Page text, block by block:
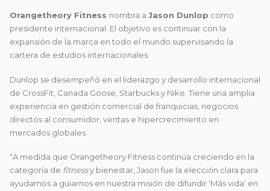
Orangetheory Fitness nombra a Jason Dunlop como
presidente internacional. El objetivo es continuar con la
expansión de la marca en todo el mundo supervisando la
cartera de estudios internacionales.
Dunlop se desempeñó en el liderazgo y desarrollo internacional
de CrossFit, Canada Goose, Starbucks y Nike. Tiene una amplia
experiencia en gestión comercial de franquicias, negocios
directos al consumidor, ventas e hipercrecimiento en
mercados globales.
“A medida que Orangetheory Fitness continúa creciendo en la
categoría de fitnessy bienestar, Jason fue la elección clara para
ayudarnos a guiarnos en nuestra misión de difundir ‘Más vida’ en